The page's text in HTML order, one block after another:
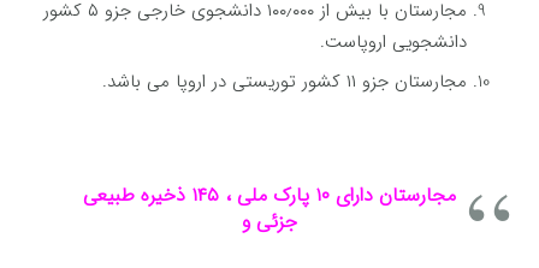
مجارستان با بیش از ۱۰۰٫۰۰۰ دانشجوی خارجی جزو ۵ کشور
دانشجویی اروپاست.
مجارستان جزو ۱۱ کشور توریستی در اروپا می باشد.
مجارستان دارای ۱۰ پارک ملی ، ۱۴۵ ذخیره طبیعی
جزئی و